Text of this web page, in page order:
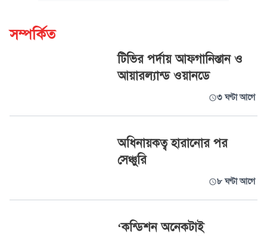
সম্পর্কিত
টিভির পর্দায় আফগানিস্তান ও
আয়ারল্যান্ড ওয়ানডে
৩ ঘণ্টা আগে
অধিনায়কত্ব হারানোর পর
সেঞ্চুরি
৮ ঘণ্টা আগে
‘কন্ডিশন অনেকটাই